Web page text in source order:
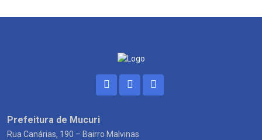
Prefeitura de Mucuri
Rua Canárias, 190 – Bairro Malvinas